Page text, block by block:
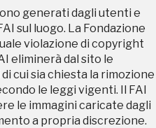
generati dagli utenti e
sul luogo. La Fondazione
violazione di copyright
eliminerà dal sito le
cui sia chiesta la rimozione
le leggi vigenti. Il FAI
le immagini caricate dagli
a propria discrezione.
riservate agli iscritti
Museo
Sansevero
Napoli